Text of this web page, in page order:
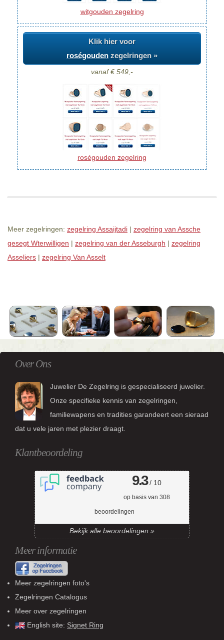
witgouden zegelring
Klik hier voor
roségouden zegelringen »
vanaf € 549,-
roségouden zegelring
Meer zegelringen: zegelring Assaijtadi | zegelring van Assche
gesegt Wterwilligen | zegelring van der Asseburgh | zegelring
Asseliers | zegelring Van Asselt
Over Ons
Juwelier De Zegelring is gespecialiseerd juwelier.
Onze specifieke kennis van zegelringen,
familiewapens en tradities garandeert een sieraad
dat u vele jaren met plezier draagt.
Klantbeoordeling
9.3/ 10
op basis van 308
beoordelingen
Bekijk alle beoordelingen »
Meer informatie
Meer zegelringen foto's
Zegelringen Catalogus
Meer over zegelringen
English site: Signet Ring